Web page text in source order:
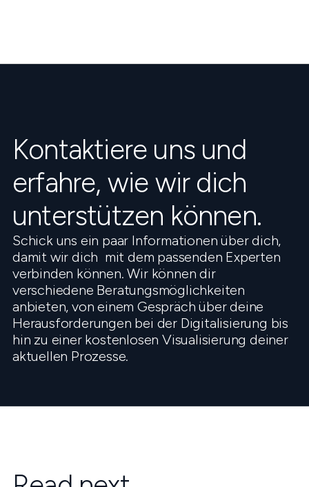
Kontaktiere uns und
erfahre, wie wir dich
unterstützen können.
Schick uns ein paar Informationen über dich,
damit wir dich mit dem passenden Experten
verbinden können. Wir können dir
verschiedene Beratungsmöglichkeiten
anbieten, von einem Gespräch über deine
Herausforderungen bei der Digitalisierung bis
hin zu einer kostenlosen Visualisierung deiner
aktuellen Prozesse.